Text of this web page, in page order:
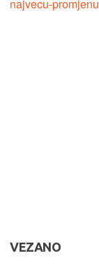
najvecu-
VEZANO